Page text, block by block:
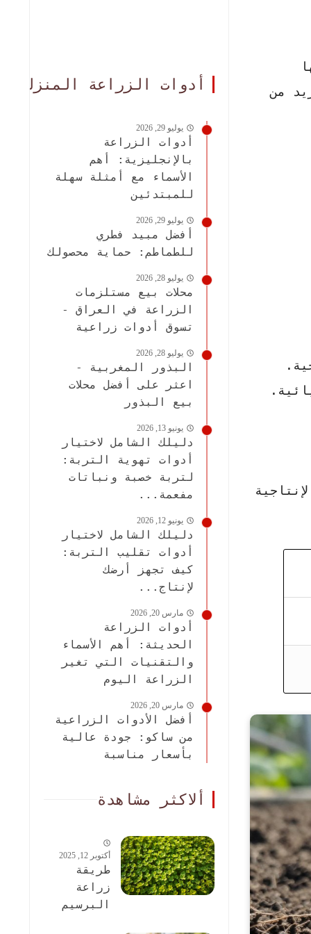
من
أدوات الزراعة المنزلية
يوليو 29, 2026
أدوات الزراعة
بالإنجليزية: أهم
الأسماء مع أمثلة سهلة
للمبتدئين
يوليو 29, 2026
أفضل مبيد فطري
للطماطم: حماية محصولك
يوليو 28, 2026
محلات بيع مستلزمات
الزراعة في العراق -
تسوق أدوات زراعية
يوليو 28, 2026
البذور المغربية -
اعثر على أفضل محلات
بيع البذور
يونيو 13, 2026
دليلك الشامل لاختيار
أدوات تهوية التربة:
لتربة خصبة ونباتات
مفعمة...
يونيو 12, 2026
دليلك الشامل لاختيار
أدوات تقليب التربة:
كيف تجهز أرضك
لإنتاج...
مارس 20, 2026
أدوات الزراعة
الحديثة: أهم الأسماء
والتقنيات التي تغير
الزراعة اليوم
مارس 20, 2026
أفضل الأدوات الزراعية
من ساكو: جودة عالية
بأسعار مناسبة
ألاكثر مشاهدة
أكتوبر 12, 2025
طريقة
زراعة
البرسيم